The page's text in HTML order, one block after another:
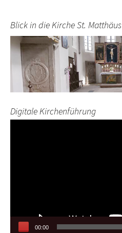
Blick in die Kirche St. Matthäus
Digitale Kirchenführung
00:00